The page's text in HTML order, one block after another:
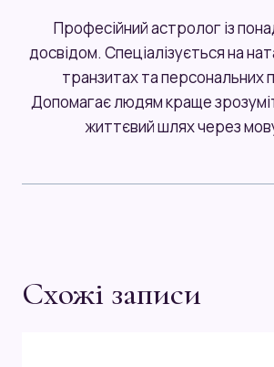
Професійний астролог із
досвідом. Спеціалізується на
транзитах та персональних
Допомагає людям краще
життєвий шлях через
Схожі записи